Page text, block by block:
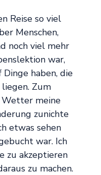
Reise so viel
Menschen,
noch viel mehr
war,
haben, die
Zum
Wetter meine
zunichte
etwas sehen
war. Ich
zu akzeptieren
zu machen.